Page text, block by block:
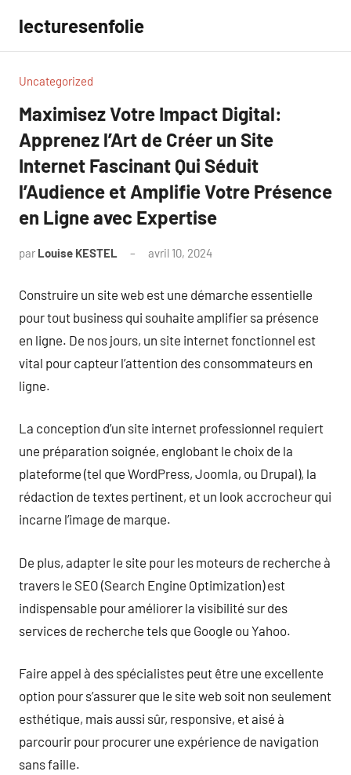
contenu
lecturesenfolie
Uncategorized
Maximisez Votre Impact Digital:
Apprenez l’Art de Créer un Site
Internet Fascinant Qui Séduit
l’Audience et Amplifie Votre Présence
en Ligne avec Expertise
par Louise KESTEL avril 10, 2024
Construire un site web est une démarche essentielle
pour tout business qui souhaite amplifier sa présence
en ligne. De nos jours, un site internet fonctionnel est
vital pour capteur l’attention des consommateurs en
ligne.
La conception d’un site internet professionnel requiert
une préparation soignée, englobant le choix de la
plateforme (tel que WordPress, Joomla, ou Drupal), la
rédaction de textes pertinent, et un look accrocheur qui
incarne l’image de marque.
De plus, adapter le site pour les moteurs de recherche à
travers le SEO (Search Engine Optimization) est
indispensable pour améliorer la visibilité sur des
services de recherche tels que Google ou Yahoo.
Faire appel à des spécialistes peut être une excellente
option pour s’assurer que le site web soit non seulement
esthétique, mais aussi sûr, responsive, et aisé à
parcourir pour procurer une expérience de navigation
sans faille.